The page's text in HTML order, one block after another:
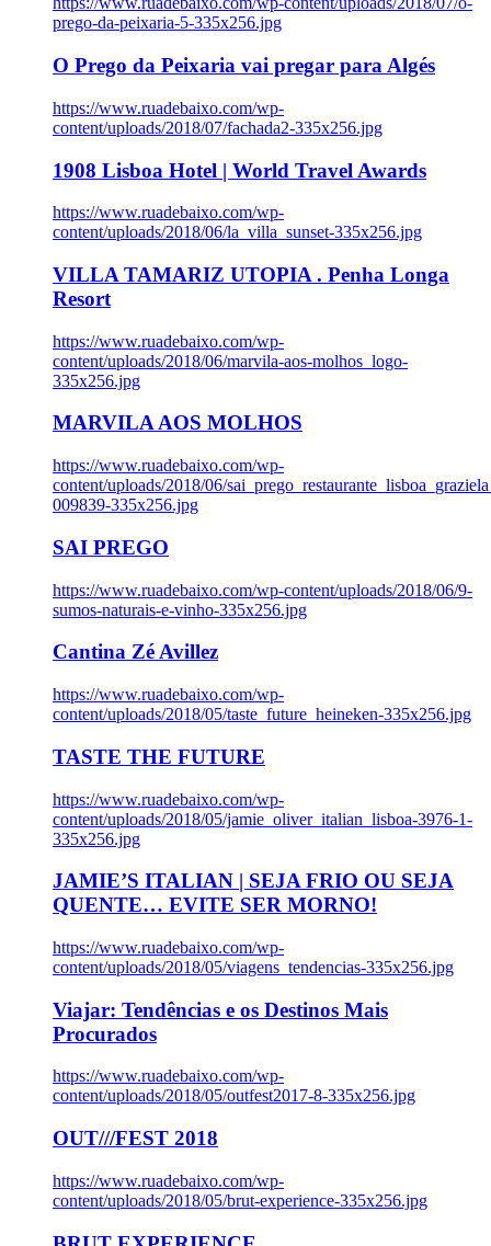
prego-da-peixaria-5-335x256.jpg
O Prego da Peixaria vai pregar para Algés
https://www.ruadebaixo.com/wp-
content/uploads/2018/07/fachada2-335x256.jpg
1908 Lisboa Hotel | World Travel Awards
https://www.ruadebaixo.com/wp-
content/uploads/2018/06/la_villa_sunset-335x256.jpg
VILLA TAMARIZ UTOPIA . Penha Longa
Resort
https://www.ruadebaixo.com/wp-
content/uploads/2018/06/marvila-aos-molhos_logo-
335x256.jpg
MARVILA AOS MOLHOS
https://www.ruadebaixo.com/wp-
content/uploads/2018/06/
009839-335x256.jpg
SAI PREGO
https://www.ruadebaixo.com/wp-content/uploads/2018/06/9-
sumos-naturais-e-vinho-335x256.jpg
Cantina Zé Avillez
https://www.ruadebaixo.com/wp-
content/uploads/2018/05/taste_future_heineken-335x256.jpg
TASTE THE FUTURE
https://www.ruadebaixo.com/wp-
content/uploads/2018/05/jamie_oliver_italian_lisboa-3976-1-
335x256.jpg
JAMIE’S ITALIAN | SEJA FRIO OU SEJA
QUENTE… EVITE SER MORNO!
https://www.ruadebaixo.com/wp-
content/uploads/2018/05/viagens_tendencias-335x256.jpg
Viajar: Tendências e os Destinos Mais
Procurados
https://www.ruadebaixo.com/wp-
content/uploads/2018/05/outfest2017-8-335x256.jpg
OUT///FEST 2018
https://www.ruadebaixo.com/wp-
content/uploads/2018/05/brut-experience-335x256.jpg